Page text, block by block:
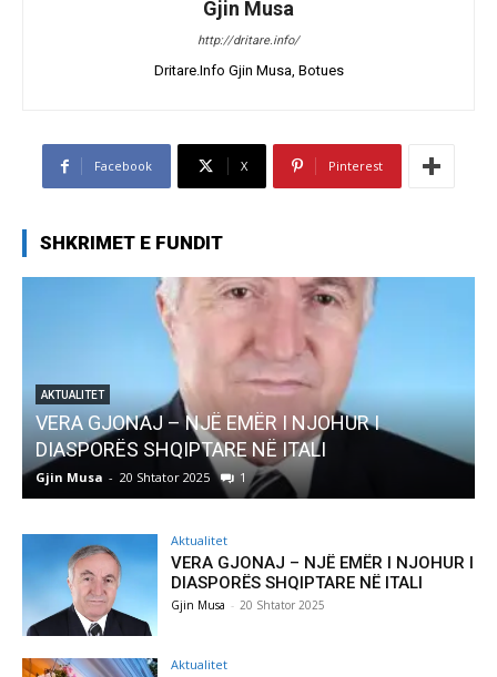
Gjin Musa
http://dritare.info/
Dritare.Info Gjin Musa, Botues
Facebook X Pinterest
SHKRIMET E FUNDIT
NJË EMËR I NJOHUR I
NË ITALI
2025 1
AKTUALITET
Pregaditi Gjin
Aktualitet
VERA GJONAJ – NJË EMËR I NJOHUR I
DIASPORËS SHQIPTARE NË ITALI
Gjin Musa - 20 Shtator 2025
Aktualitet